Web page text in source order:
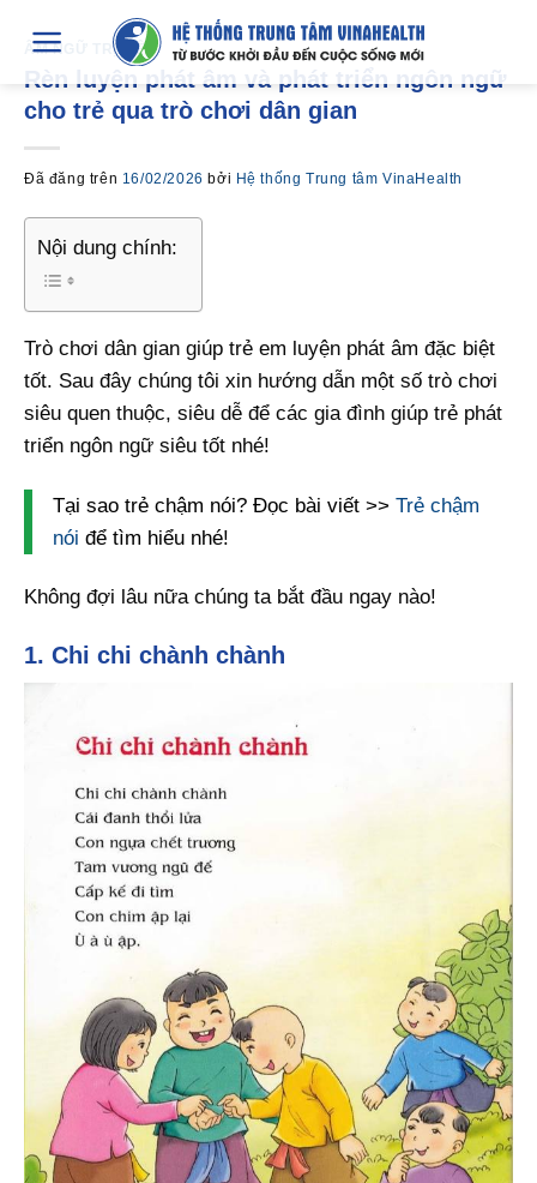
nội
dung
ÂM NGỮ TRỊ LIỆU
Rèn luyện phát âm và phát triển ngôn ngữ
cho trẻ qua trò chơi dân gian
Đã đăng trên 16/02/2026 bởi Hệ thống Trung tâm VinaHealth
Nội dung chính:
Trò chơi dân gian giúp trẻ em luyện phát âm đặc biệt
tốt. Sau đây chúng tôi xin hướng dẫn một số trò chơi
siêu quen thuộc, siêu dễ để các gia đình giúp trẻ phát
triển ngôn ngữ siêu tốt nhé!
Tại sao trẻ chậm nói? Đọc bài viết >> Trẻ chậm
nói để tìm hiểu nhé!
Không đợi lâu nữa chúng ta bắt đầu ngay nào!
1. Chi chi chành chành